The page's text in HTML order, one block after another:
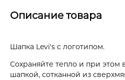
Описание товара
Шапка Levi's с логотипом.
Сохраняйте тепло и при этом
шапкой, сотканной из